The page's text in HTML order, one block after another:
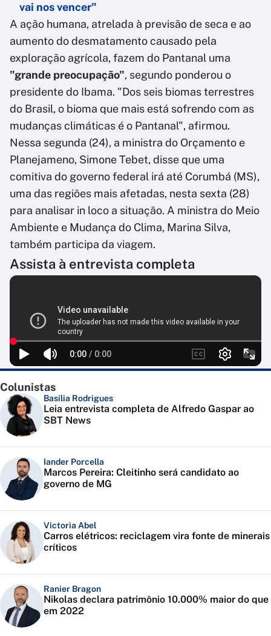
vai nos vencer"
A ação humana, atrelada à previsão de seca e ao
aumento do desmatamento causado pela
exploração agrícola, fazem do Pantanal uma
"grande preocupação", segundo ponderou o
presidente do Ibama. "Dos seis biomas terrestres
do Brasil, o bioma que mais está sofrendo com as
mudanças climáticas é o Pantanal", afirmou.
Nessa segunda (24), a ministra do Orçamento e
Planejameno, Simone Tebet, disse que uma
comitiva do governo federal irá até Corumbá (MS),
uma das regiões mais afetadas, nesta sexta (28)
para analisar in loco a situação. A ministra do Meio
Ambiente e Mudança do Clima, Marina Silva,
também participa da viagem.
Assista à entrevista completa
Colunistas
Basília Rodrigues
Leia entrevista completa de Alfredo Gaspar ao
SBT News
Iander Porcella
Marcos Pereira: Cleitinho será candidato ao
governo de MG
Victoria Abel
Carros elétricos: reciclagem vira fonte de minerais
críticos
Ranier Bragon
Nikolas declara patrimônio 10.000% maior do que
em 2022